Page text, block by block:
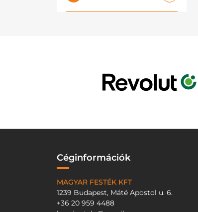
Céginformációk
MAGYAR FESTÉK KFT
1239 Budapest, Máté Apostol u. 6.
+36 20 959 4488